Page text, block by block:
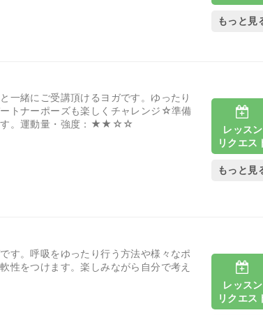
もっと見
一緒にご受講頂けるヨガです。ゆったり
トナーポーズも楽しくチャレンジ☆準備
す。運動量・強度：★★☆☆
レッスン
リクエス
もっと見
す。呼吸をゆったり行う方法や様々なポ
性をつけます。楽しみながら自分で考え
レッスン
リクエス